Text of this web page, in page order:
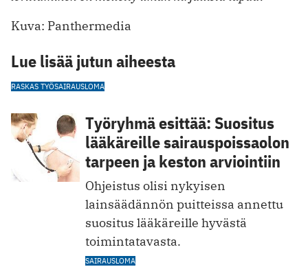
Kuva: Panthermedia
Lue lisää jutun aiheesta
RASKAS TYÖSAIRAUSLOMA
Työryhmä esittää: Suositus
lääkäreille sairauspoissaolon
tarpeen ja keston arviointiin
Ohjeistus olisi nykyisen
lainsäädännön puitteissa annettu
suositus lääkäreille hyvästä
toimintatavasta.
SAIRAUSLOMA